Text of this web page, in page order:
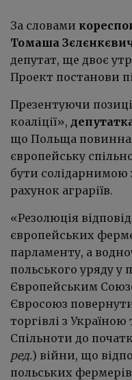
За словами
Томаша
депутат, ще двоє
Проект постанови
Презентуючи
коаліції»,
що Польща
європейську
бути солідарнимою
рахунок аграріїв.
«Резолюція
європейських
парламенту, а
польського уряду у
Європейським
Євросоюз
торгівлі з
Спільноти до
ред.) війни, що
польських